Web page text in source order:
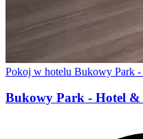
Pokoj w hotelu Bukowy Park -
Bukowy Park - Hotel &